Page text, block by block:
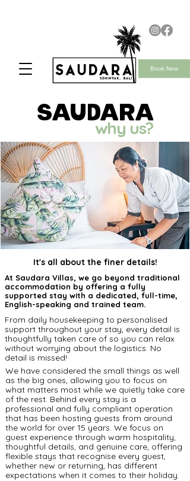
saudara
why us?
It's all about the finer details!
At Saudara Villas, we go beyond traditional
accommodation by offering a fully
supported stay with a dedicated, full-time,
English-speaking and trained team.
From daily housekeeping to personalised
support throughout your stay, every detail is
thoughtfully taken care of so you can relax
without worrying about the logistics. No
detail is missed!
We have considered the small things as well
as the big ones, allowing you to focus on
what matters most while we quietly take care
of the rest. Behind every stay is a
professional and fully compliant operation
that has been hosting guests from around
the world for over 15 years. We focus on
guest experience through warm hospitality,
thoughtful details, and genuine care, offering
flexible stays that recognise every guest,
whether new or returning, has different
expectations when it comes to their holiday.
Book Now